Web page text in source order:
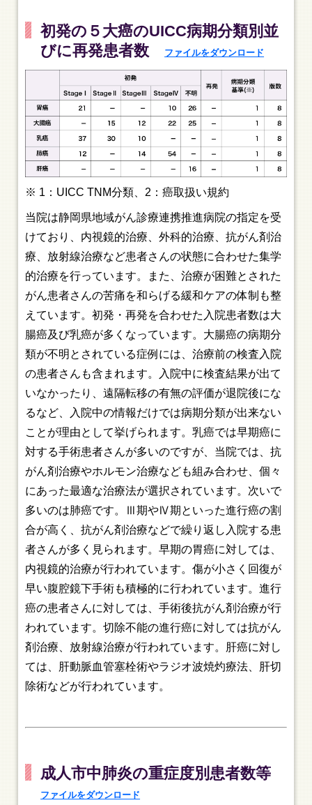
初発の５大癌のUICC病期分類別並
びに再発患者数
ファイルをダウンロード
※ 1：UICC TNM分類、2：癌取扱い規約
当院は静岡県地域がん診療連携推進病院の指定を受
けており、内視鏡的治療、外科的治療、抗がん剤治
療、放射線治療など患者さんの状態に合わせた集学
的治療を行っています。また、治療が困難とされた
がん患者さんの苦痛を和らげる緩和ケアの体制も整
えています。初発・再発を合わせた入院患者数は大
腸癌及び乳癌が多くなっています。大腸癌の病期分
類が不明とされている症例には、治療前の検査入院
の患者さんも含まれます。入院中に検査結果が出て
いなかったり、遠隔転移の有無の評価が退院後にな
るなど、入院中の情報だけでは病期分類が出来ない
ことが理由として挙げられます。乳癌では早期癌に
対する手術患者さんが多いのですが、当院では、抗
がん剤治療やホルモン治療なども組み合わせ、個々
にあった最適な治療法が選択されています。次いで
多いのは肺癌です。Ⅲ期やⅣ期といった進行癌の割
合が高く、抗がん剤治療などで繰り返し入院する患
者さんが多く見られます。早期の胃癌に対しては、
内視鏡的治療が行われています。傷が小さく回復が
早い腹腔鏡下手術も積極的に行われています。進行
癌の患者さんに対しては、手術後抗がん剤治療が行
われています。切除不能の進行癌に対しては抗がん
剤治療、放射線治療が行われています。肝癌に対し
ては、肝動脈血管塞栓術やラジオ波焼灼療法、肝切
除術などが行われています。
成人市中肺炎の重症度別患者数等
ファイルをダウンロード